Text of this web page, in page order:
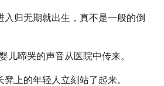
入归无期就出生，真不是一般的倒
儿啼哭的声音从医院中传来。
上的年轻人立刻站了起来。